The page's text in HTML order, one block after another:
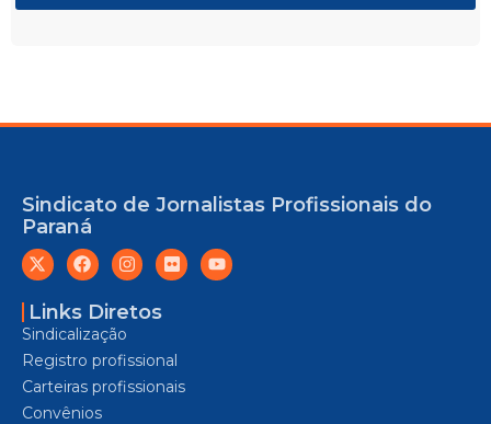
Sindicato de Jornalistas Profissionais do
Paraná
Links Diretos
Sindicalização
Registro profissional
Carteiras profissionais
Convênios